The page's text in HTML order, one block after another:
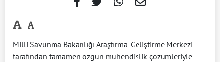
-
Milli Savunma Bakanlığı Araştırma-Geliştirme Merkezi
tarafından tamamen özgün mühendislik çözümleriyle